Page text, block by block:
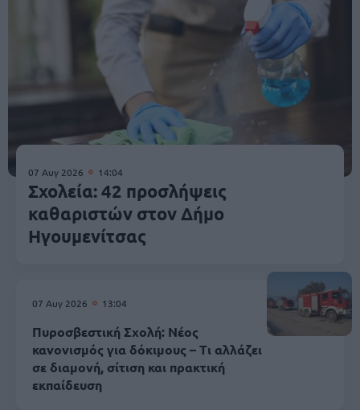
07 Αυγ 2026 14:04
Σχολεία: 42 προσλήψεις
καθαριστών στον Δήμο
Ηγουμενίτσας
07 Αυγ 2026 13:04
Πυροσβεστική Σχολή: Νέος
κανονισμός για δόκιμους – Τι αλλάζει
σε διαμονή, σίτιση και πρακτική
εκπαίδευση